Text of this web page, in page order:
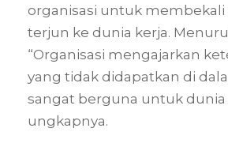
organisasi untuk
terjun ke dunia kerja.
“Organisasi mengajarkan
yang tidak didapatkan di
sangat berguna untuk dunia
ungkapnya.